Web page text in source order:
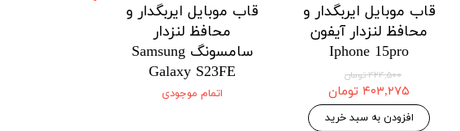
قاب موبایل ایربگدار و
محافظ لنزدار
سامسونگ Samsung
Galaxy S23FE
اتمام موجودی
قاب موبایل ایربگدار و
محافظ لنزدار آیفون
Iphone 15pro
۴۲۴,۵۰۰ تومان
۴۰۳,۲۷۵ تومان
افزودن به سبد خرید